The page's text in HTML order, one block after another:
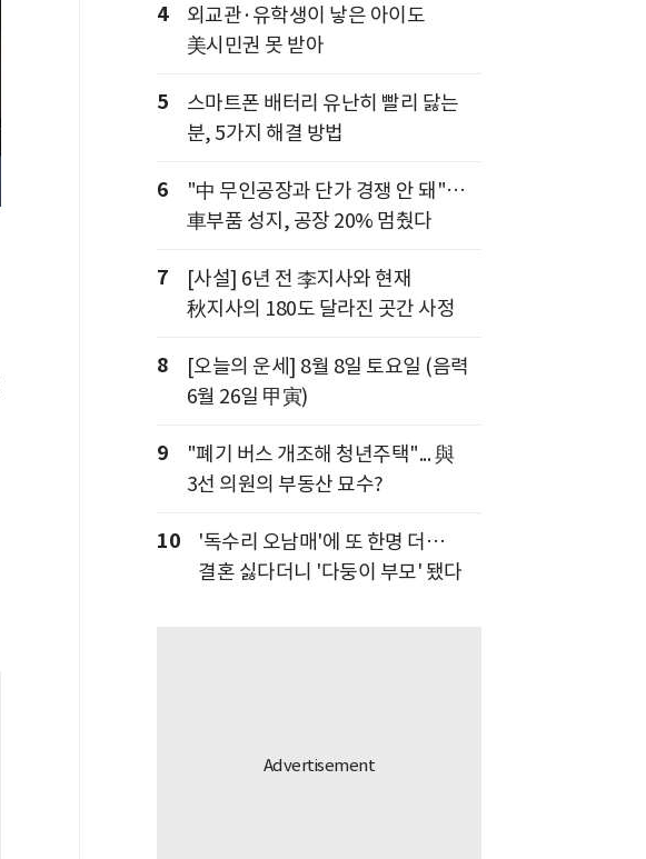
4
외교관·유학생이 낳은 아이도
美시민권 못 받아
5
스마트폰 배터리 유난히 빨리 닳는
분, 5가지 해결 방법
6
"中 무인공장과 단가 경쟁 안 돼"…
車부품 성지, 공장 20% 멈췄다
7
[사설] 6년 전 李지사와 현재
秋지사의 180도 달라진 곳간 사정
8
[오늘의 운세] 8월 8일 토요일 (음력
6월 26일 甲寅)
9
"폐기 버스 개조해 청년주택"... 與
3선 의원의 부동산 묘수?
10
'독수리 오남매'에 또 한명 더…
결혼 싫다더니 '다둥이 부모' 됐다